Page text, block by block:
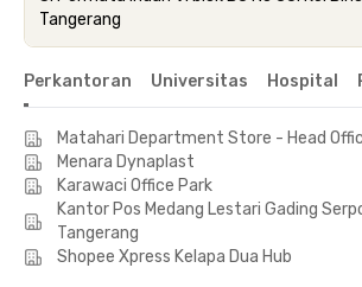
Tangerang
Perkantoran Universitas Hospital
Matahari Department Store - Head
Menara Dynaplast
Karawaci Office Park
Kantor Pos Medang Lestari Gading
Tangerang
Shopee Xpress Kelapa Dua Hub